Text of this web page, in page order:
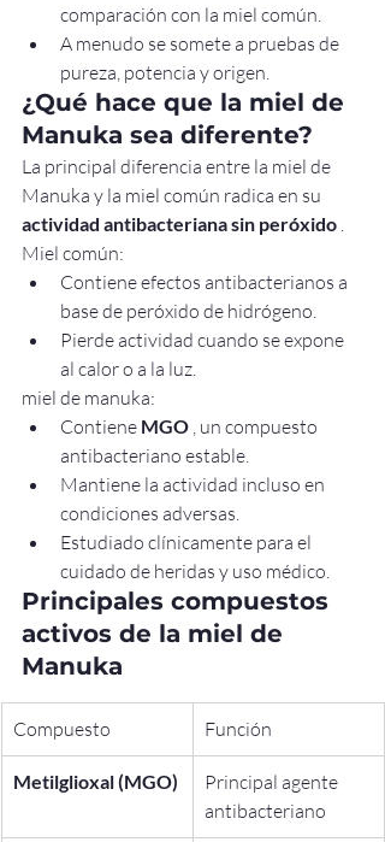
comparación con la miel común.
A menudo se somete a pruebas de
pureza, potencia y origen.
¿Qué hace que la miel de
Manuka sea diferente?
La principal diferencia entre la miel de
Manuka y la miel común radica en su
actividad antibacteriana sin peróxido .
Miel común:
Contiene efectos antibacterianos a
base de peróxido de hidrógeno.
Pierde actividad cuando se expone
al calor o a la luz.
miel de manuka:
Contiene MGO , un compuesto
antibacteriano estable.
Mantiene la actividad incluso en
condiciones adversas.
Estudiado clínicamente para el
cuidado de heridas y uso médico.
Principales compuestos
activos de la miel de
Manuka
Compuesto Función
Metilglioxal (MGO)
Principal agente
antibacteriano